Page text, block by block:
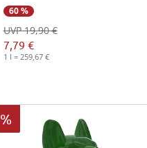
60 %
7,79 €
UVP 19,90 €
1 l = 259,67 €
%